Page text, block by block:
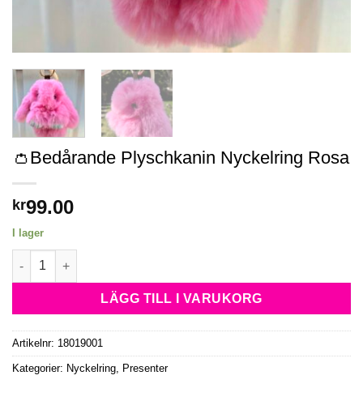
👛Bedårande Plyschkanin Nyckelring Rosa
kr99.00
I lager
👛Bedårande Plyschkanin Nyckelring Rosa mängd
LÄGG TILL I VARUKORG
Artikelnr: 18019001
Kategorier: Nyckelring, Presenter